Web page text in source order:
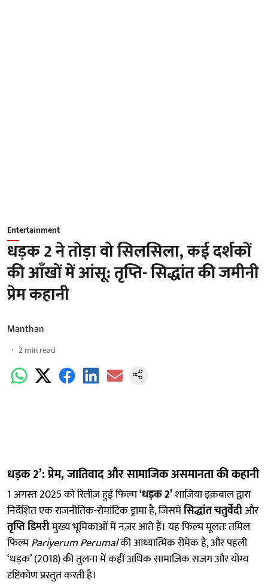
Entertainment
धड़क 2 ने तोड़ा वो सिलसिला, कई दर्शकों
की आँखों में आंसू: तृप्ति- सिद्धांत की जमीनी
प्रेम कहानी
Manthan
2min read
धड़क 2’: प्रेम, जातिवाद और सामाजिक असमानता की कहानी
1 अगस्त 2025 को रिलीज़ हुई फिल्म‘धड़क 2’शाज़िया इक़बाल द्वारा
निर्देशित एक राजनीतिक-रोमांटिक ड्रामा है, जिसमेंसिद्धांत चतुर्वेदीऔर
तृप्ति डिमरीमुख्य भूमिकाओं में नज़र आते हैं। यह फिल्म मूलतः तमिल
फिल्मPariyerum Perumalकी आध्यात्मिक रीमेक है, और पहली
‘धड़क’ (2018) की तुलना में कहीं अधिक सामाजिक सजग और योग्य
दृष्टिकोण प्रस्तुत करती है।